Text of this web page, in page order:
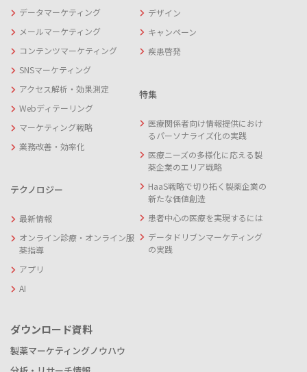
データマーケティング
メールマーケティング
コンテンツマーケティング
SNSマーケティング
アクセス解析・効果測定
Webディテーリング
マーケティング戦略
業務改善・効率化
テクノロジー
最新情報
オンライン診療・オンライン服
薬指導
アプリ
AI
デザイン
キャンペーン
疾患啓発
特集
医療関係者向け情報提供におけ
るパーソナライズ化の実践
医療ニーズの多様化に応える製
薬企業のエリア戦略
HaaS戦略で切り拓く製薬企業の
新たな価値創造
患者中心の医療を実現するには
データドリブンマーケティング
の実践
ダウンロード資料
製薬マーケティングノウハウ